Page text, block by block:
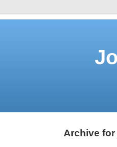
Archive for